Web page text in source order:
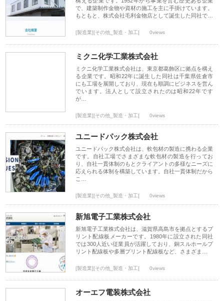
で、建築制作金物や資材の施工を主に手掛けています。
もともと、株式会社毛利金物店として誕生した同社で…
[製造業][その他_製造・加工] 0views
ミクニ化学工業株式会社
ミクニ化学工業株式会社は、東京都葛飾区に拠点を構え
る企業です。昭和22年に誕生した同社は千葉県佐倉市
にも工場を展開しており、現在も順調にビジネスを営ん
でいます。法人として設立されたのは昭和22年です
が…
[製造業][その他_製造・加工] 0views
ユニードパック株式会社
ユニードパック株式会社は、軟包材の製造に携わる企業
です。自社工場でさまざまな軟包材の製造を行ってお
り、自社一貫体制のもとクライアントの多様なニーズに
応えられる体制を構築しています。自社一貫体制だから
こ…
[製造業][その他_製造・加工] 0views
新旭電子工業株式会社
新旭電子工業株式会社は、滋賀県高島市を拠点とするプ
リント配線板メーカーです。1980年に設立された同社
では300人近い従業員が活躍しており、銅スルホールプ
リント配線板や多層プリント配線板など、さまざま…
[製造業][その他_製造・加工] 0views
オーエフ電装株式会社